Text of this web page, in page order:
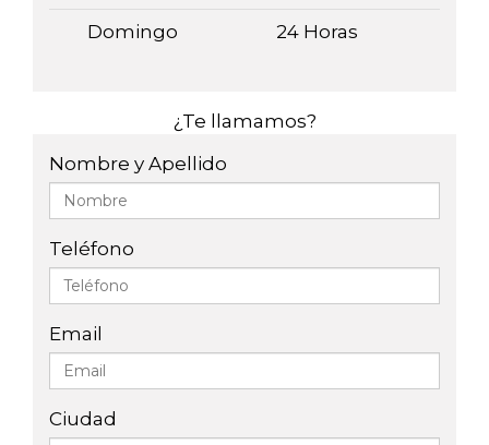
Domingo 24 Horas
¿Te llamamos?
Nombre y Apellido
Teléfono
Email
Ciudad